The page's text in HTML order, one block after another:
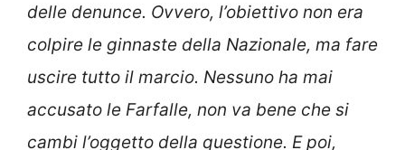
delle denunce. Ovvero, l’obiettivo non era
colpire le ginnaste della Nazionale, ma fare
uscire tutto il marcio. Nessuno ha mai
accusato le Farfalle, non va bene che si
cambi l’oggetto della questione. E poi,